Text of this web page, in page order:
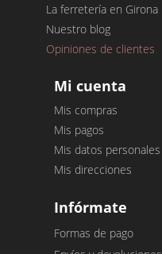
La ferretería en Girona
Nuestro blog
Opiniones de clientes
Mi cuenta
Mis compras
Mis pagos
Mis datos personales
Mis direcciones
Infórmate
Formas de pago